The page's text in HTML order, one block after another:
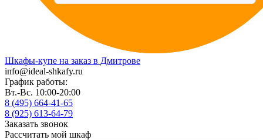
Шкафы-купе на заказ в Дмитрове
info@ideal-shkafy.ru
График работы:
Вт.-Вс. 10:00-20:00
8 (495) 664-41-65
8 (925) 613-64-79
Заказать звонок
Рассчитать мой шкаф